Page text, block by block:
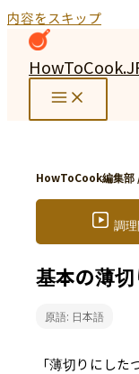
内容をスキップ
HowToCook編集部
調
基本の薄
原語: 日本語
「薄切りにし